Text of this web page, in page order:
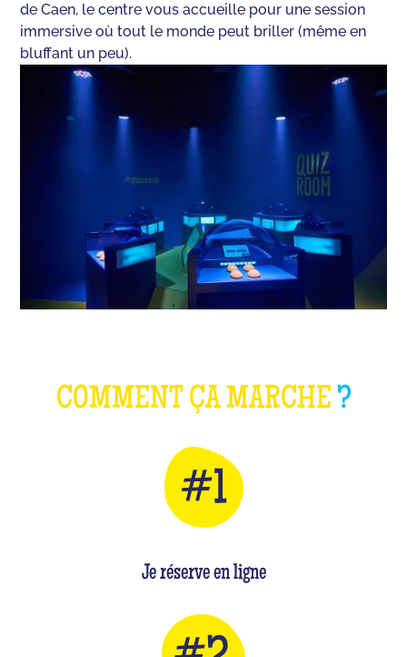
de Caen, le centre vous accueille pour une session
immersive où tout le monde peut briller (même en
bluffant un peu).
COMMENT ÇA MARCHE ?
Je réserve en ligne